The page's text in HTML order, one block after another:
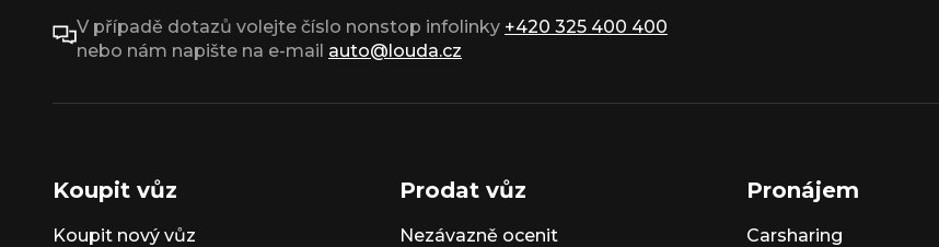
V případě dotazů volejte číslo nonstop infolinky +420 325 400 400
nebo nám napište na e-mail auto@louda.cz
Koupit vůz
Koupit nový vůz
Prodat vůz
Nezávazně ocenit
Pronájem
Carsharing